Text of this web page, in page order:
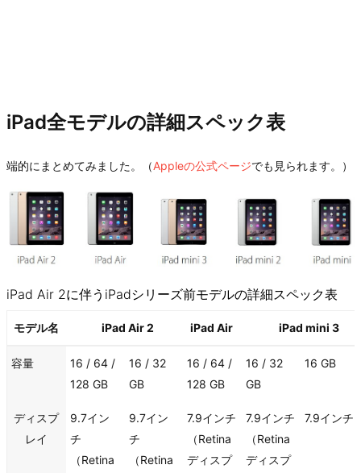
iPad全モデルの詳細スペック表
端的にまとめてみました。（Appleの公式ページでも見られます。）
iPad Air 2に伴うiPadシリーズ前モデルの詳細スペック表
モデル名 iPad Air 2 iPad Air iPad mini 3
モデル名
容量
16 / 64 /
128 GB
16 / 32
GB
16 / 64 /
128 GB
16 / 32
GB
16 GB
ディスプ
レイ
9.7イン
チ
（Retina
9.7イン
チ
（Retina
7.9インチ
（Retina
ディスプ
7.9インチ
（Retina
ディスプ
7.9インチ